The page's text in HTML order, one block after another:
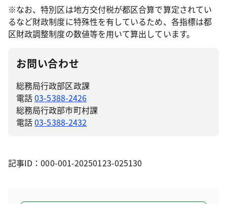
※なお、特別区は地方交付税が都区合算で算定されてい
るなど財政制度に特殊性を有しているため、各指標は都
区財政調整制度の数値等を用いて算出しています。
お問い合わせ
総務局行政部区政課
電話03-5388-2426
総務局行政部市町村課
電話03-5388-2432
記事ID：000-001-20250123-025130